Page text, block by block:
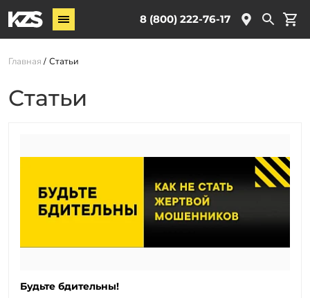
8 (800) 222-76-17
Винтовые сваи
Услуги
Новости
Контакты
Доставка
Оплата
Отзывы
Главная Статьи
Статьи
Будьте бдительны!